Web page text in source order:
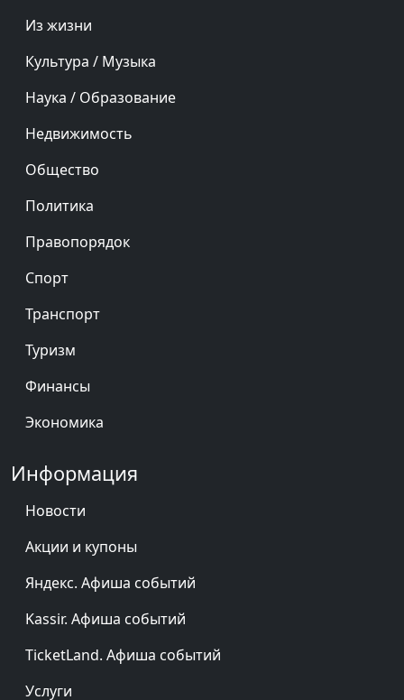
Из жизни
Культура / Музыка
Наука / Образование
Недвижимость
Общество
Политика
Правопорядок
Спорт
Транспорт
Туризм
Финансы
Экономика
Информация
Новости
Акции и купоны
Яндекс. Афиша событий
Kassir. Афиша событий
TicketLand. Афиша событий
Услуги